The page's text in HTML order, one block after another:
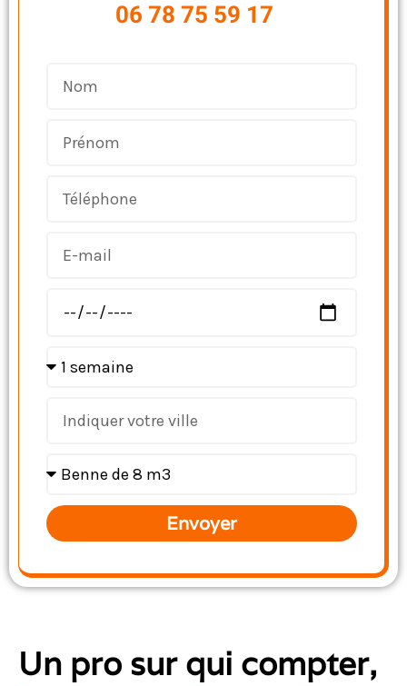
06 78 75 59 17
Envoyer
Un pro sur qui compter,